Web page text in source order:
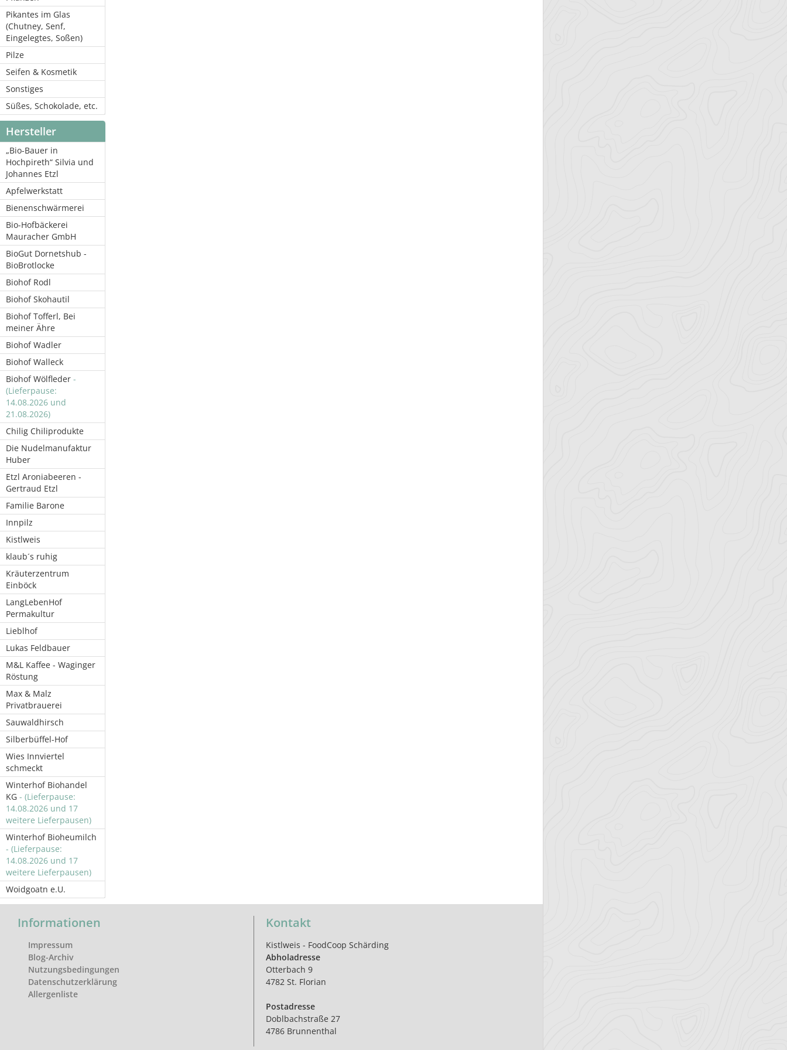
Pikantes im Glas
(Chutney, Senf,
Eingelegtes, Soßen)
Pilze
Seifen & Kosmetik
Sonstiges
Süßes, Schokolade, etc.
Hersteller
„Bio-Bauer in
Hochpireth“ Silvia und
Johannes Etzl
Apfelwerkstatt
Bienenschwärmerei
Bio-Hofbäckerei
Mauracher GmbH
BioGut Dornetshub -
BioBrotlocke
Biohof Rodl
Biohof Skohautil
Biohof Tofferl, Bei
meiner Ähre
Biohof Wadler
Biohof Walleck
Biohof Wölfleder -
(Lieferpause:
14.08.2026 und
21.08.2026)
Chilig Chiliprodukte
Die Nudelmanufaktur
Huber
Etzl Aroniabeeren -
Gertraud Etzl
Familie Barone
Innpilz
Kistlweis
klaub´s ruhig
Kräuterzentrum
Einböck
LangLebenHof
Permakultur
Lieblhof
Lukas Feldbauer
M&L Kaffee - Waginger
Röstung
Max & Malz
Privatbrauerei
Sauwaldhirsch
Silberbüffel-Hof
Wies Innviertel
schmeckt
Winterhof Biohandel
KG - (Lieferpause:
14.08.2026 und 17
weitere Lieferpausen)
Winterhof Bioheumilch
- (Lieferpause:
14.08.2026 und 17
weitere Lieferpausen)
Woidgoatn e.U.
Informationen
Impressum
Blog-Archiv
Nutzungsbedingungen
Datenschutzerklärung
Allergenliste
Kontakt
Kistlweis - FoodCoop Schärding
Abholadresse
Otterbach 9
4782 St. Florian
Postadresse
Doblbachstraße 27
4786 Brunnenthal